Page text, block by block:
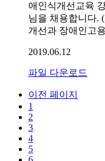
애인식개선교육
님을 채용합니다.
개선과 장애인고
2019.06.12
파일 다운로드
이전 페이지
1
2
3
4
5